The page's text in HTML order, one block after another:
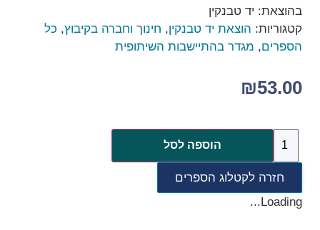
בהוצאת: יד טבנקין
קטגוריות: הוצאת יד טבנקין, חינוך וחברה בקיבוץ, כל
הספרים, מגדר בהתיישבות השיתופית
₪53.00
הוספה לסל
חזרה לקטלוג הספרים
Loading...